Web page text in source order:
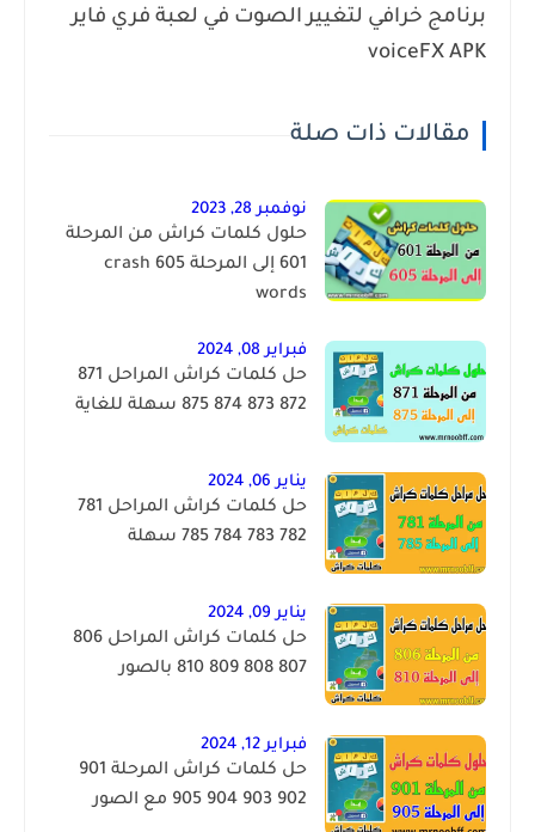
برنامج خرافي لتغيير الصوت في لعبة فري فاير
voiceFX APK
مقالات ذات صلة
نوفمبر 28, 2023
حلول كلمات كراش من المرحلة
601 إلى المرحلة 605 crash
words
فبراير 08, 2024
حل كلمات كراش المراحل 871
872 873 874 875 سهلة للغاية
يناير 06, 2024
حل كلمات كراش المراحل 781
782 783 784 785 سهلة
يناير 09, 2024
حل كلمات كراش المراحل 806
807 808 809 810 بالصور
فبراير 12, 2024
حل كلمات كراش المرحلة 901
902 903 904 905 مع الصور